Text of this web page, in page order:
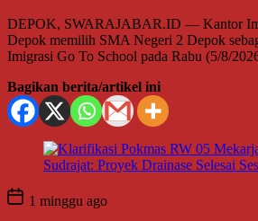
DEPOK, SWARAJABAR.ID — Kantor
Depok memilih SMA Negeri 2 Depok
Imigrasi Go To School pada Rabu (5/8/
Bagikan berita/artikel ini
1 minggu ago